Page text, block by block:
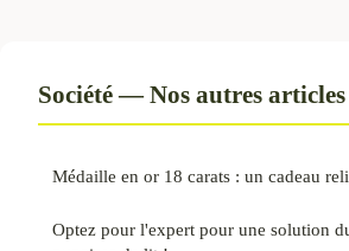
Société — Nos autres articles
Médaille en or 18 carats : un cadeau
Optez pour l'expert pour une solution